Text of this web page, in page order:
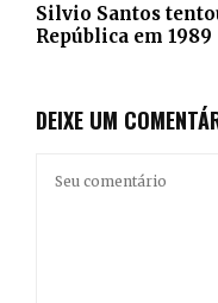
Silvio Santos
República em 1989
DEIXE UM